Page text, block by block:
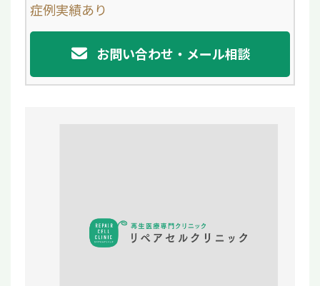
症例実績あり
お問い合わせ・メール相談